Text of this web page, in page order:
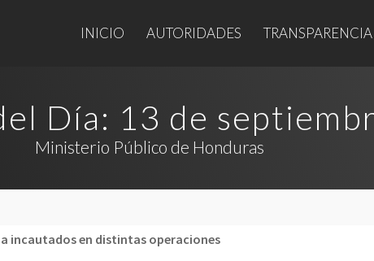
INICIO AUTORIDADES TRANSPARENCIA
Día: 13 de
Ministerio Público de Honduras
incautados en distintas operaciones